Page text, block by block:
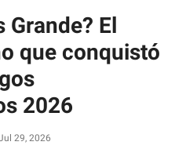
Grande? El
que conquistó
2026
29, 2026